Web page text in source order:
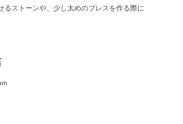
るストーンや、少し太めのブレスを作る際に